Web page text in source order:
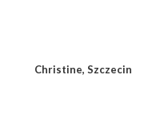
Christine, Szczecin